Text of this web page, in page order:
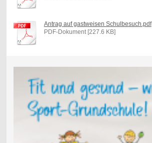
Antrag auf gastweisen Schulbesuch.pdf
PDF-Dokument [227.6 KB]